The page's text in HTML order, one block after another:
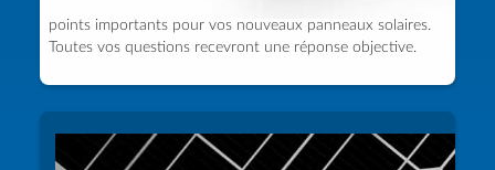
points importants pour vos nouveaux panneaux solaires.
Toutes vos questions recevront une réponse objective.